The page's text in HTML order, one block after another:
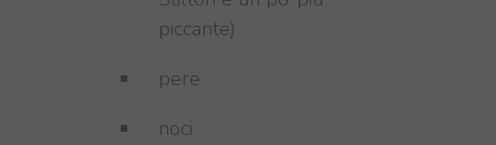
piccante)
pere
noci